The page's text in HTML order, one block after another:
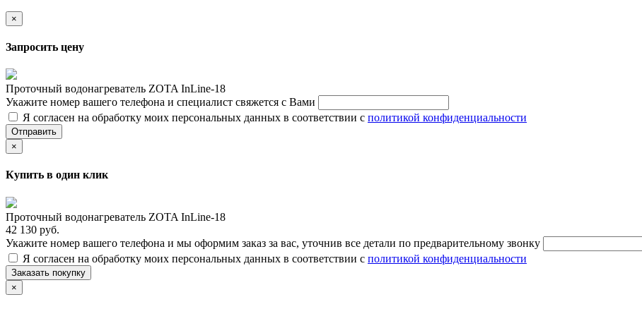
×
Запросить цену
Проточный водонагреватель ZOTA InLine-18
Укажите номер вашего телефона и специалист свяжется с Вами
Я согласен на обработку моих персональных данных в соответствии с политикой конфиденциальности
Отправить
×
Купить в один клик
Проточный водонагреватель ZOTA InLine-18
42 130 руб.
Укажите номер вашего телефона и мы оформим заказ за вас, уточнив все детали по предварительному звонку
Я согласен на обработку моих персональных данных в соответствии с политикой конфиденциальности
Заказать покупку
×